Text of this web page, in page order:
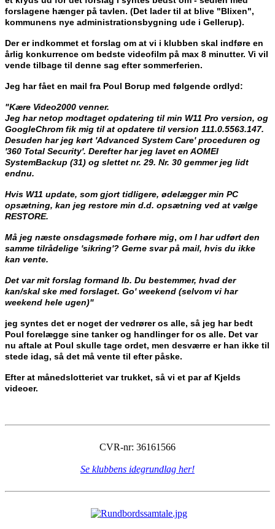
forslagene hænger på tavlen. (Det lader til at blive "Blixen",
kommunens nye administrationsbygning ude i Gellerup).
Der er indkommet et forslag om at vi i klubben skal indføre en
årlig konkurrence om bedste videofilm på max 8 minutter. Vi vil
vende tilbage til denne sag efter sommerferien.
Jeg har fået en mail fra Poul Borup med følgende ordlyd:
"Kære Video2000 venner.
Jeg har netop modtaget opdatering til min W11 Pro version, og
GoogleChrom fik mig til at opdatere til version 111.0.5563.147.
Desuden har jeg kørt 'Advanced System Care' proceduren og
'360 Total Security'. Derefter har jeg lavet en AOMEI
SystemBackup (31) og slettet nr. 29. Nr. 30 gemmer jeg lidt
endnu.
Hvis W11 update, som gjort tidligere, ødelægger min PC
opsætning, kan jeg restore min d.d. opsætning ved at vælge
RESTORE.
Må jeg næste onsdagsmøde forhøre mig, om I har udført den
samme tilrådelige 'sikring'? Gerne svar på mail, hvis du ikke
kan vente.
Det var mit forslag formand Ib. Du bestemmer, hvad der
kan/skal ske med forslaget. Go' weekend (selvom vi har
weekend hele ugen)"
jeg syntes det er noget der vedrører os alle, så jeg har bedt
Poul forelægge sine tanker og handlinger for os alle. Det var
nu aftale at Poul skulle tage ordet, men desværre er han ikke til
stede idag, så det må vente til efter påske.
Efter at månedslotteriet var trukket, så vi et par af Kjelds
videoer.
CVR-nr: 36161566
Se klubbens idegrundlag her!